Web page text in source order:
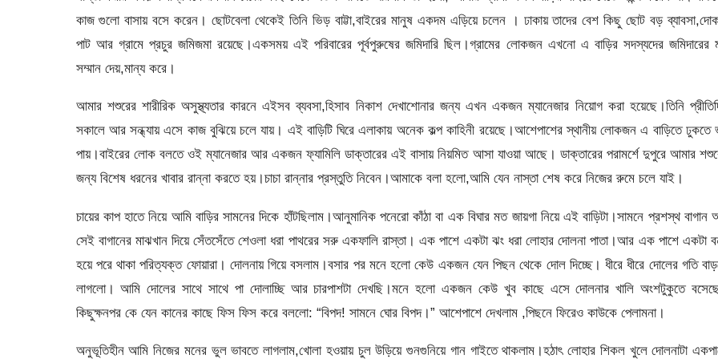
কাজ গুলো বাসায় বসে করেন। ছোটবেলা থেকেই তিনি ভিড় বাট্টা,বাইরের মানুষ একদম এড়িয়ে চলেন । ঢাকায় তাদের বেশ কিছু ছোট বড়
পাট আর গ্রামে প্রচুর জমিজমা রয়েছে।একসময় এই পরিবারের পূর্বপুরুষের জমিদারি ছিল।গ্রামের লোকজন এখনো এ বাড়ির সদস্যদের জমিদারের
সম্মান দেয়,মান্য করে।
আমার শশুরের শারীরিক অসুস্থ্যতার কারনে এইসব ব্যবসা,হিসাব নিকাশ দেখাশোনার জন্য এখন একজন ম্যানেজার নিয়োগ করা হয়েছে।তিনি
সকালে আর সন্ধ্যায় এসে কাজ বুঝিয়ে চলে যায়। এই বাড়িটি ঘিরে এলাকায় অনেক কল্প কাহিনী রয়েছে।আশেপাশের স্থানীয় লোকজন এ বাড়িতে ঢুকতে
পায়।বাইরের লোক বলতে ওই ম্যানেজার আর একজন ফ্যামিলি ডাক্তারের এই বাসায় নিয়মিত আসা যাওয়া আছে। ডাক্তারের পরামর্শে দুপুরে আমার
জন্য বিশেষ ধরনের খাবার রান্না করতে হয়।চাচা রান্নার প্রস্তুতি নিবেন।আমাকে বলা হলো,আমি যেন নাস্তা শেষ করে নিজের রুমে চলে যাই।
চায়ের কাপ হাতে নিয়ে আমি বাড়ির সামনের দিকে হাঁটছিলাম।আনুমানিক পনেরো কাঁঠা বা এক বিঘার মত জায়গা নিয়ে এই বাড়িটা।সামনে প্রশস্থ বাগান
সেই বাগানের মাঝখান দিয়ে সেঁতসেঁতে শেওলা ধরা পাথরের সরু একফালি রাস্তা। এক পাশে একটা ঝং ধরা লোহার দোলনা পাতা।আর এক পাশে একটা
হয়ে পরে থাকা পরিত্যক্ত ফোয়ারা। দোলনায় গিয়ে বসলাম।বসার পর মনে হলো কেউ একজন যেন পিছন থেকে দোল দিচ্ছে। ধীরে ধীরে দোলের গতি
লাগলো। আমি দোলের সাথে সাথে পা দোলাচ্ছি আর চারপাশটা দেখছি।মনে হলো একজন কেউ খুব কাছে এসে দোলনার খালি অংশটুকুতে
কিছুক্ষনপর কে যেন কানের কাছে ফিস ফিস করে বললো: “বিপদ! সামনে ঘোর বিপদ।” আশেপাশে দেখলাম ,পিছনে ফিরেও কাউকে পেলামনা।
অনুভূতিহীন আমি নিজের মনের ভুল ভাবতে লাগলাম,খোলা হওয়ায় চুল উড়িয়ে গুনগুনিয়ে গান গাইতে থাকলাম।হঠাৎ লোহার শিকল খুলে দোলনাটা